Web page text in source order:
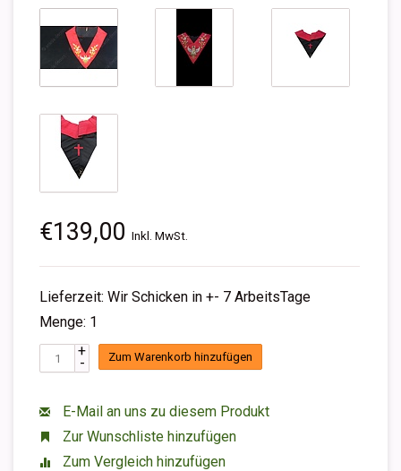
€139,00 Inkl. MwSt.
Lieferzeit: Wir Schicken in +- 7 ArbeitsTage
Menge: 1
+
- Zum Warenkorb hinzufügen
E-Mail an uns zu diesem Produkt
Zur Wunschliste hinzufügen
Zum Vergleich hinzufügen